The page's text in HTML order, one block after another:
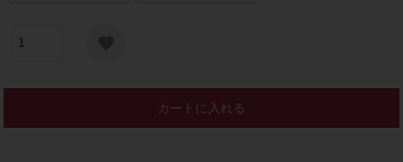
カートに入れる